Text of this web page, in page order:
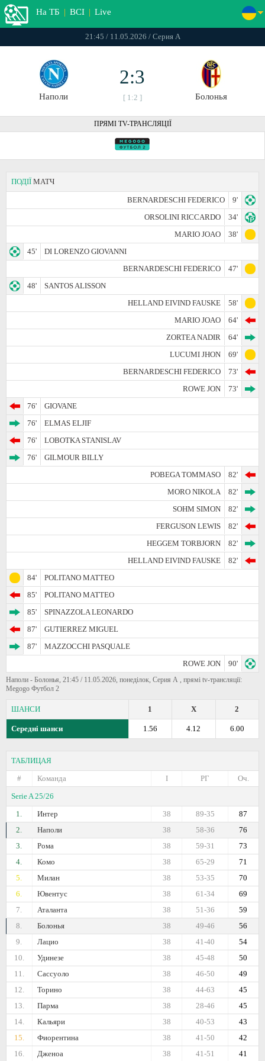
На ТБ | ВСІ | Live
21:45 / 11.05.2026 / Серия А
Наполи
2:3
[ 1:2 ] Болонья
ПРЯМІ TV-ТРАНСЛЯЦІЇ
ПОДІЇ МАТЧ
BERNARDESCHI FEDERICO
9'
ORSOLINI RICCARDO
34'
MARIO JOAO
38'
45'
DI LORENZO GIOVANNI
BERNARDESCHI FEDERICO
47'
48'
SANTOS ALISSON
HELLAND EIVIND FAUSKE
58'
MARIO JOAO
64'
ZORTEA NADIR
64'
LUCUMI JHON
69'
BERNARDESCHI FEDERICO
73'
ROWE JON
73'
76'
GIOVANE
76'
ELMAS ELJIF
76'
LOBOTKA STANISLAV
76'
GILMOUR BILLY
POBEGA TOMMASO
82'
MORO NIKOLA
82'
SOHM SIMON
82'
FERGUSON LEWIS
82'
HEGGEM TORBJORN
82'
HELLAND EIVIND FAUSKE
82'
84'
POLITANO MATTEO
85'
POLITANO MATTEO
85'
SPINAZZOLA LEONARDO
87'
GUTIERREZ MIGUEL
87'
MAZZOCCHI PASQUALE
ROWE JON
90'
Наполи - Болонья, 21:45 / 11.05.2026, понеділок, Серия А , прямі tv-трансляції:
Megogo Футбол 2
ШАНСИ 2
X
1
Середні шанси 6.00
4.12
1.56
ТАБЛИЦАЯ
#
Команда Оч.
РГ
I
Serie A 25/26
1.
Интер 87
89-35
38
2.
Наполи 76
58-36
38
3.
Рома 73
59-31
38
4.
Комо 71
65-29
38
5.
Милан 70
53-35
38
6.
Ювентус 69
61-34
38
7.
Аталанта 59
51-36
38
8.
Болонья 56
49-46
38
9.
Лацио 54
41-40
38
10.
Удинезе 50
45-48
38
11.
Сассуоло 49
46-50
38
12.
Торино 45
44-63
38
13.
Парма 45
28-46
38
14.
Кальяри 43
40-53
38
15.
Фиорентина 42
41-50
38
16.
Дженоа 41
41-51
38